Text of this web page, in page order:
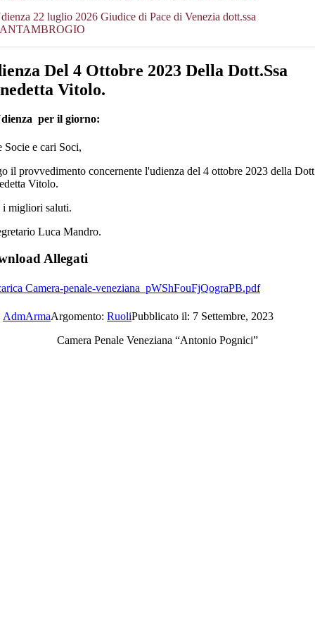
22 luglio 2026 Giudice di Pace di Venezia dott.ssa
Del 4 Ottobre 2023 Della Dott.ssa
Vitolo.
per il giorno:
Socie e cari Soci,
il provvedimento concernente l'udienza del 4 ottobre 2023 della
Vitolo.
i migliori saluti.
Luca Mandro.
Allegati
Camera-penale-veneziana_pWShFouFjQograPB.pdf
AdmArmaArgomento: RuoliPubblicato il: 7 Settembre, 2023
Camera Penale Veneziana “Antonio Pognici”